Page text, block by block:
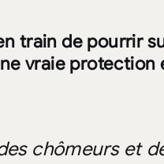
train de pourrir
vraie protection
chômeurs et